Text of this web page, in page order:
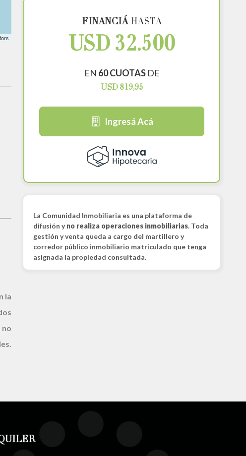
la
no
FINANCIÁHASTA
USD 32.500
EN 60 CUOTASDE
USD 819,95
Ingresá Acá
La Comunidad Inmobiliaria es una plataforma de
difusión yno realiza operaciones inmobiliarias. Toda
gestión y venta queda a cargo del martillero y
corredor público inmobiliario matriculado que tenga
asignada la propiedad consultada.